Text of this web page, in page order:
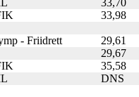
33,70
33,98
- Friidrett 29,61
29,67
35,58
DNS